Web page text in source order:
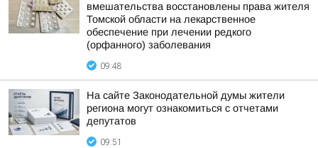
вмешательства восстановлены права жителя
Томской области на лекарственное
обеспечение при лечении редкого
(орфанного) заболевания
09:48
На сайте Законодательной думы жители
региона могут ознакомиться с отчетами
депутатов
09:51